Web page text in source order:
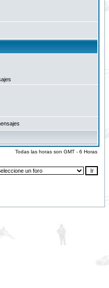
Todas las horas son GMT - 6 Horas